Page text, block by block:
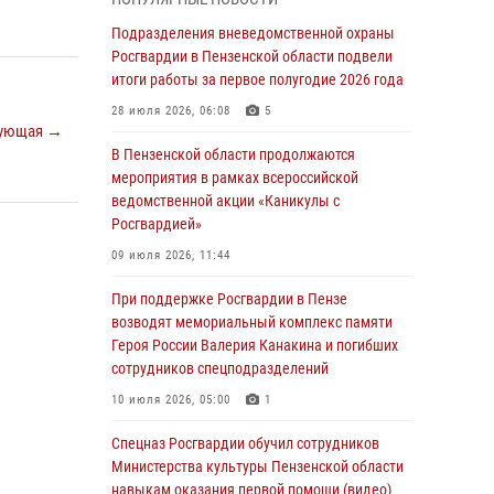
→
маскировавшейся под реабилитационный
центр (видео)
04 августа 2026, 07:05 4 1
В Управлении Росгвардии по Пензенской
полугодие 2026 года
04 августа 2026, 06:08
Росгвардия обеспечила безопасность
праздничных мероприятий в День ВДВ в
03 августа 2026, 07:14 1
В Пензе сотрудники Росгвардии задержали
мужчину, который криками и нецензурной
бранью напугал жильцов многоквартирного
03 августа 2026, 05:59
Подразделения вневедомственной охраны
Росгвардии в Пензенской области подвели
итоги работы за первое полугодие 2026 года
28 июля 2026, 06:08 5
В Пензенской области продолжаются
мероприятия в рамках всероссийской
ведомственной акции «Каникулы с
Росгвардией»
09 июля 2026, 11:44
При поддержке Росгвардии в Пензе
возводят мемориальный комплекс памяти
Героя России Валерия Канакина и погибших
сотрудников спецподразделений
10 июля 2026, 05:00 1
Спецназ Росгвардии обучил сотрудников
Министерства культуры Пензенской области
навыкам оказания первой помощи (видео)